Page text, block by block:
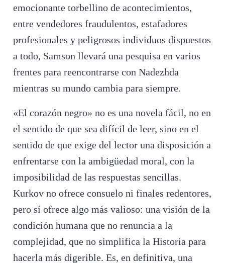
emocionante torbellino de acontecimientos,
entre vendedores fraudulentos, estafadores
profesionales y peligrosos individuos dispuestos
a todo, Samson llevará una pesquisa en varios
frentes para reencontrarse con Nadezhda
mientras su mundo cambia para siempre.
«El corazón negro» no es una novela fácil, no en
el sentido de que sea difícil de leer, sino en el
sentido de que exige del lector una disposición a
enfrentarse con la ambigüedad moral, con la
imposibilidad de las respuestas sencillas.
Kurkov no ofrece consuelo ni finales redentores,
pero sí ofrece algo más valioso: una visión de la
condición humana que no renuncia a la
complejidad, que no simplifica la Historia para
hacerla más digerible. Es, en definitiva, una